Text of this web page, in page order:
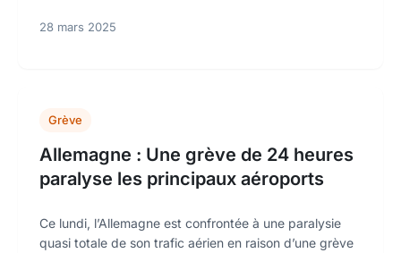
28 mars 2025
Grève
Allemagne : Une grève de 24 heures
paralyse les principaux aéroports
Ce lundi, l’Allemagne est confrontée à une paralysie
quasi totale de son trafic aérien en raison d’une grève